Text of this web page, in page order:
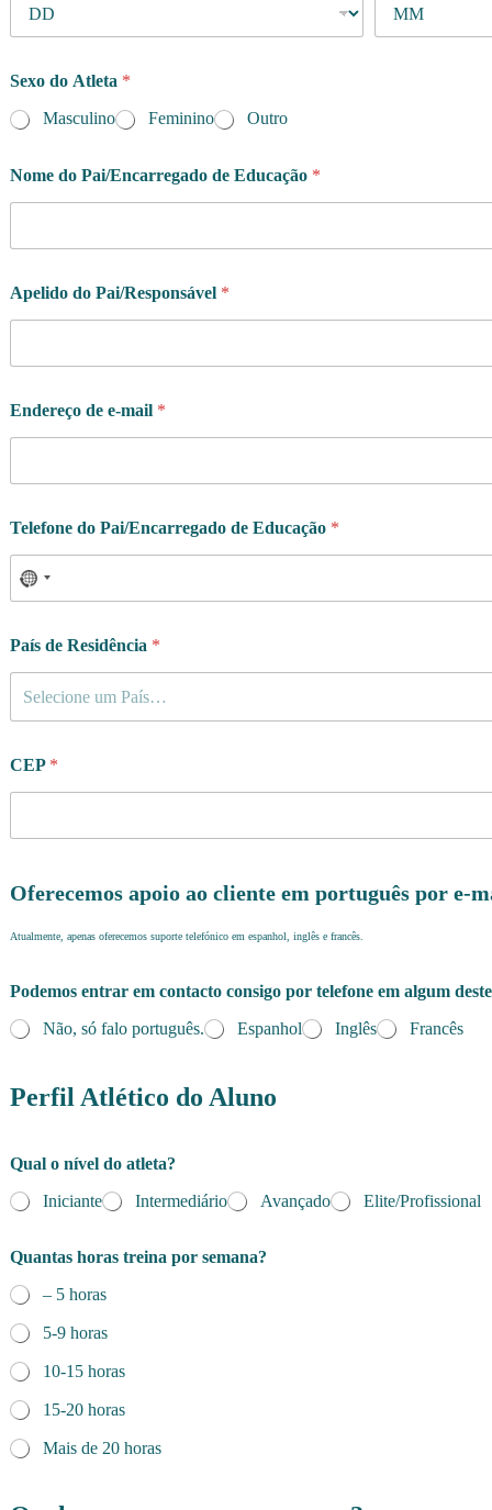
e
t
a
Sexo do Atleta *
Masculino
Feminino Outro
Nome do Pai/Encarregado de Educação *
Apelido do Pai/Responsável *
Endereço de e-mail *
Telefone do Pai/Encarregado de Educação *
País de Residência *
Selecione um País…
CEP *
Oferecemos apoio ao cliente em português por e-
Atualmente, apenas oferecemos suporte telefónico em espanhol, inglês e francês.
Podemos entrar em contacto consigo por telefone em algum
Não, só falo português.
Espanhol Inglês Francês
Perfil Atlético do Aluno
Qual o nível do atleta?
Iniciante
Intermediário Avançado Elite/Profissional
Quantas horas treina por semana?
– 5 horas
5-9 horas
10-15 horas
15-20 horas
Mais de 20 horas